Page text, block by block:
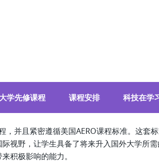
学先修课程 课程安排 科技在学
，并且紧密遵循美国AERO课程标准。这套
视野，让学生具备了将来升入国外大学所
积极影响的能力。